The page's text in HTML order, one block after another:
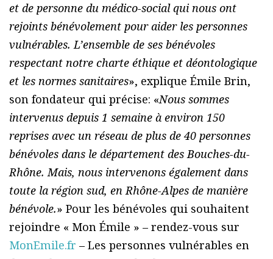
et de personne du médico-social qui nous ont
rejoints bénévolement pour aider les personnes
vulnérables. L’ensemble de ses bénévoles
respectant notre charte éthique et déontologique
et les normes sanitaires», explique Émile Brin,
son fondateur qui précise: «Nous sommes
intervenus depuis 1 semaine à environ 150
reprises avec un réseau de plus de 40 personnes
bénévoles dans le département des Bouches-du-
Rhône. Mais, nous intervenons également dans
toute la région sud, en Rhône-Alpes de manière
bénévole.» Pour les bénévoles qui souhaitent
rejoindre « Mon Émile » – rendez-vous sur
MonEmile.fr – Les personnes vulnérables en